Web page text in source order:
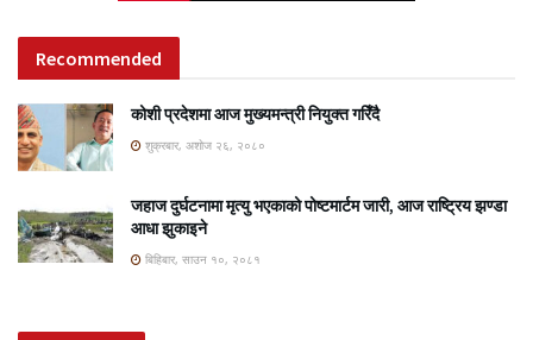
Recommended
कोशी प्रदेशमा आज मुख्यमन्त्री नियुक्त गरिँदै
शुक्रबार, अशोज २६, २०८०
जहाज दुर्घटनामा मृत्यु भएकाको पोष्टमार्टम जारी, आज राष्ट्रिय झण्डा
आधा झुकाइने
बिहिबार, साउन १०, २०८१